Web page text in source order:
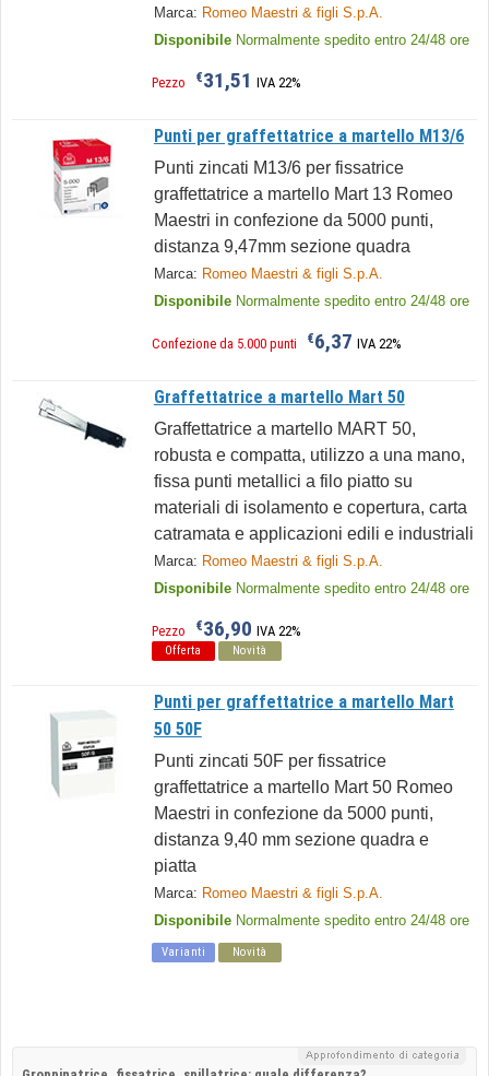
Marca: Romeo Maestri & figli S.p.A.
Disponibile Normalmente spedito entro 24/48 ore
Pezzo €31,51 IVA 22%
Punti per graffettatrice a martello M13/6
Punti zincati M13/6 per fissatrice
graffettatrice a martello Mart 13 Romeo
Maestri in confezione da 5000 punti,
distanza 9,47mm sezione quadra
Marca: Romeo Maestri & figli S.p.A.
Disponibile Normalmente spedito entro 24/48 ore
Confezione da 5.000 punti €6,37 IVA 22%
Graffettatrice a martello Mart 50
Graffettatrice a martello MART 50,
robusta e compatta, utilizzo a una mano,
fissa punti metallici a filo piatto su
materiali di isolamento e copertura, carta
catramata e applicazioni edili e industriali
Marca: Romeo Maestri & figli S.p.A.
Disponibile Normalmente spedito entro 24/48 ore
Pezzo €36,90 IVA 22%
Offerta Novità
Punti per graffettatrice a martello Mart
50 50F
Punti zincati 50F per fissatrice
graffettatrice a martello Mart 50 Romeo
Maestri in confezione da 5000 punti,
distanza 9,40 mm sezione quadra e
piatta
Marca: Romeo Maestri & figli S.p.A.
Disponibile Normalmente spedito entro 24/48 ore
Varianti Novità